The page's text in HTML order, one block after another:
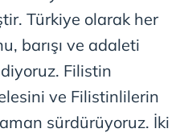
Türkiye olarak her
barışı ve adaleti
Filistin
ve Filistinlilerin
sürdürüyoruz. İki